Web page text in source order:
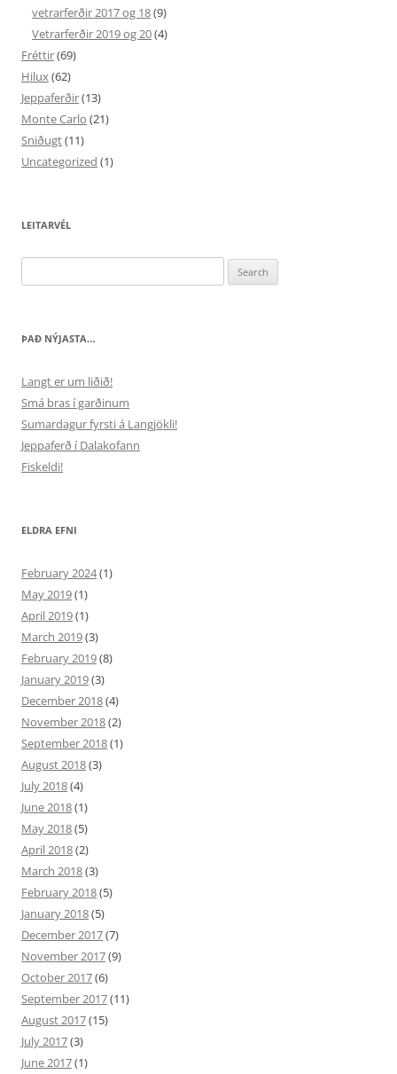
vetrarferðir 2017 og 18(9)
Vetrarferðir 2019 og 20(4)
Fréttir(69)
Hilux(62)
Jeppaferðir(13)
Monte Carlo (21)
Sniðugt(11)
Uncategorized (1)
LEITARVÉL
for:
ÞAÐ NÝJASTA…
Langt er um liðið!
Smá bras í garðinum
Sumardagur fyrsti á Langjökli!
Jeppaferð í Dalakofann
Fiskeldi!
ELDRA EFNI
February 2024(1)
May 2019(1)
April 2019(1)
March 2019(3)
February 2019(8)
January 2019(3)
December 2018(4)
November 2018(2)
September 2018(1)
August 2018(3)
July 2018(4)
June 2018(1)
May 2018(5)
April 2018(2)
March 2018(3)
February 2018(5)
January 2018(5)
December 2017(7)
November 2017(9)
October 2017(6)
September 2017(11)
August 2017(15)
July 2017(3)
June 2017(1)